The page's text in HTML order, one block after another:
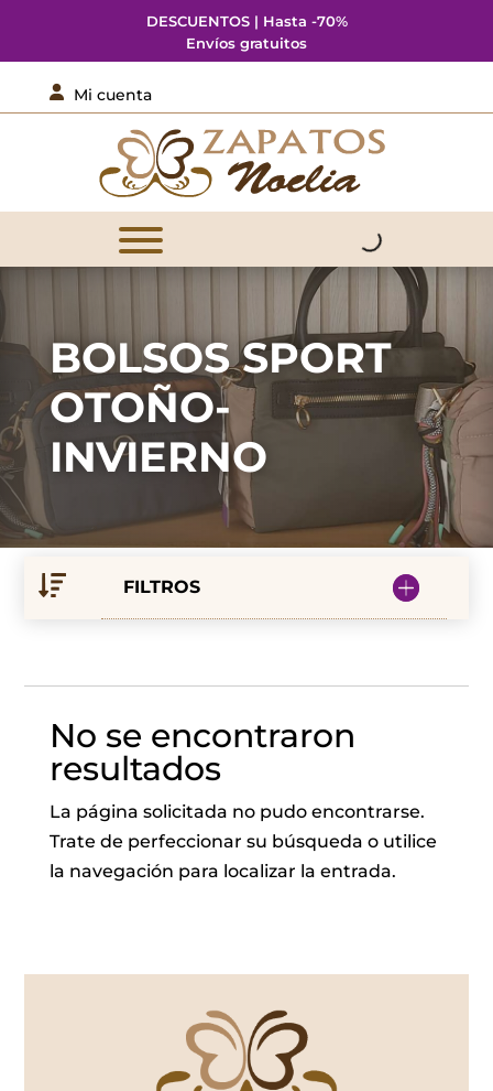
DESCUENTOS | Hasta -70%
Envíos gratuitos
 Mi cuenta
BOLSOS SPORT
OTOÑO-
INVIERNO
FILTROS
No se encontraron
resultados
La página solicitada no pudo encontrarse.
Trate de perfeccionar su búsqueda o utilice
la navegación para localizar la entrada.